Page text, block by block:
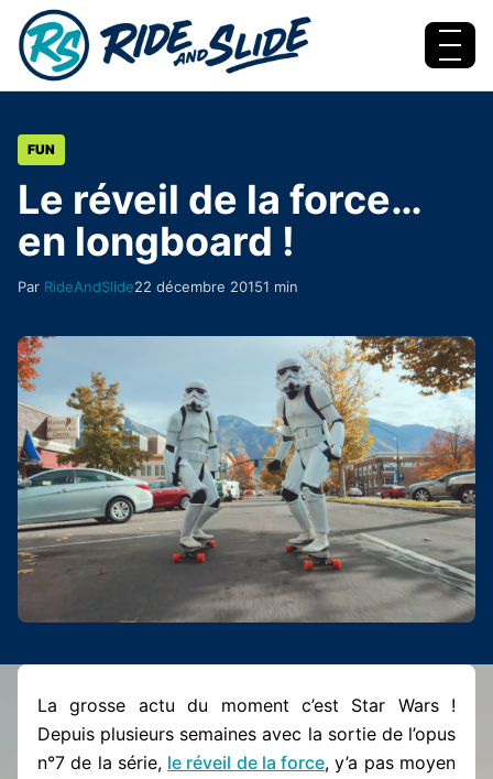
Aller au contenu
Menu
FUN
Le réveil de la force…
en longboard !
Par RideAndSlide22 décembre 20151 min
La grosse actu du moment c’est Star Wars !
Depuis plusieurs semaines avec la sortie de l’opus
n°7 de la série, le réveil de la force, y’a pas moyen